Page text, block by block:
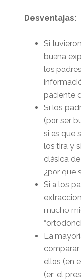
Desventajas:
Si
buena
los
paciente
Si los
(por ser
si es que
los tira y
clásica
¿por que
Si a los
mucho
La
ellos (en
(en el